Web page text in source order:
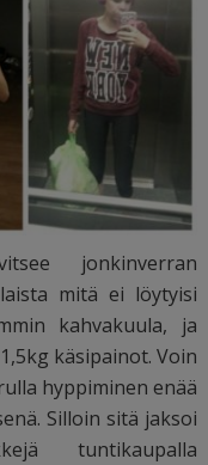
jonkinverran
mitä ei löytyisi
kahvakuula, ja
käsipainot. Voin
hyppiminen enää
Silloin sitä jaksoi
tuntikaupalla